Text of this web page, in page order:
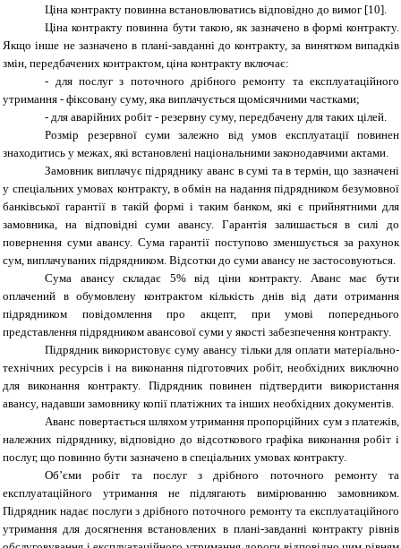
Ціна контракту повинна встановлюватись відповідно до вимог [10].
Ціна контракту повинна бути такою, як зазначено в формі контракту.
Якщо інше не зазначено в плані-завданні до контракту, за винятком випадків
змін, передбачених контрактом, ціна контракту включає:
- для послуг з поточного дрібного ремонту та експлуатаційного
утримання - фіксовану суму, яка виплачується щомісячними частками;
- для аварійних робіт - резервну суму, передбачену для таких цілей.
Розмір резервної суми залежно від умов експлуатації повинен
знаходитись у межах, які встановлені національними законодавчими актами.
Замовник виплачує підряднику аванс в сумі та в термін, що зазначені
у спеціальних умовах контракту, в обмін на надання підрядником безумовної
банківської гарантії в такій формі і таким банком, які є прийнятними для
замовника, на відповідні суми авансу. Гарантія залишається в силі до
повернення суми авансу. Сума гарантії поступово зменшується за рахунок
сум, виплачуваних підрядником. Відсотки до суми авансу не застосовуються.
Сума авансу складає 5% від ціни контракту. Аванс має бути
оплачений в обумовлену контрактом кількість днів від дати отримання
підрядником повідомлення про акцепт, при умові попереднього
представлення підрядником авансової суми у якості забезпечення контракту.
Підрядник використовує суму авансу тільки для оплати матеріально-
технічних ресурсів і на виконання підготовчих робіт, необхідних виключно
для виконання контракту. Підрядник повинен підтвердити використання
авансу, надавши замовнику копії платіжних та інших необхідних документів.
Аванс повертається шляхом утримання пропорційних сум з платежів,
належних підряднику, відповідно до відсоткового графіка виконання робіт і
послуг, що повинно бути зазначено в спеціальних умовах контракту.
Об’єми робіт та послуг з дрібного поточного ремонту та
експлуатаційного утримання не підлягають вимірюванню замовником.
Підрядник надає послуги з дрібного поточного ремонту та експлуатаційного
утримання для досягнення встановлених в плані-завданні контракту рівнів